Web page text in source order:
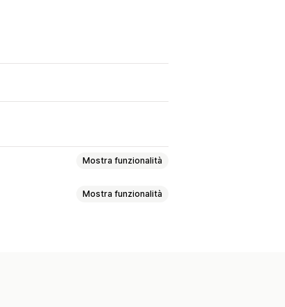
Mostra funzionalità
Mostra funzionalità